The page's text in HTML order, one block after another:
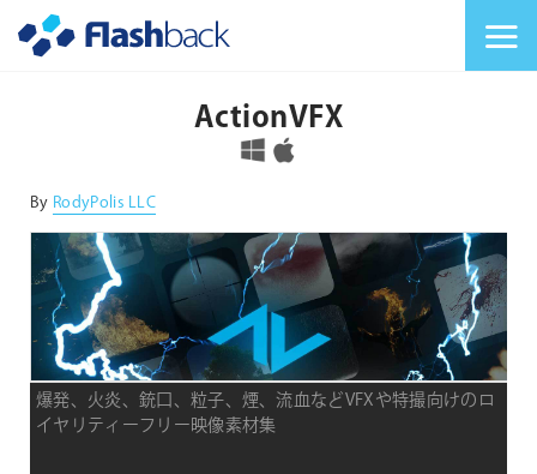
ActionVFX
対応OS
By RodyPolis LLC
爆発、火炎、銃口、粒子、煙、流血などVFXや特撮向けのロ
イヤリティーフリー映像素材集